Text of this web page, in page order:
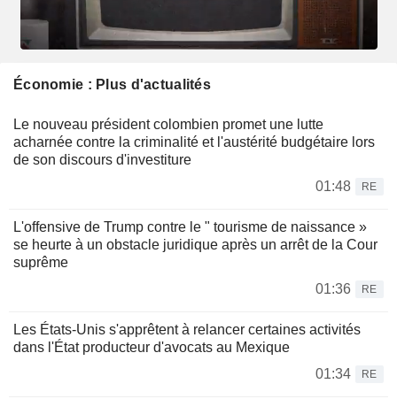
Économie : Plus d'actualités
Le nouveau président colombien promet une lutte
acharnée contre la criminalité et l'austérité budgétaire lors
de son discours d'investiture
01:48
RE
L'offensive de Trump contre le " tourisme de naissance »
se heurte à un obstacle juridique après un arrêt de la Cour
suprême
01:36
RE
Les États-Unis s'apprêtent à relancer certaines activités
dans l'État producteur d'avocats au Mexique
01:34
RE